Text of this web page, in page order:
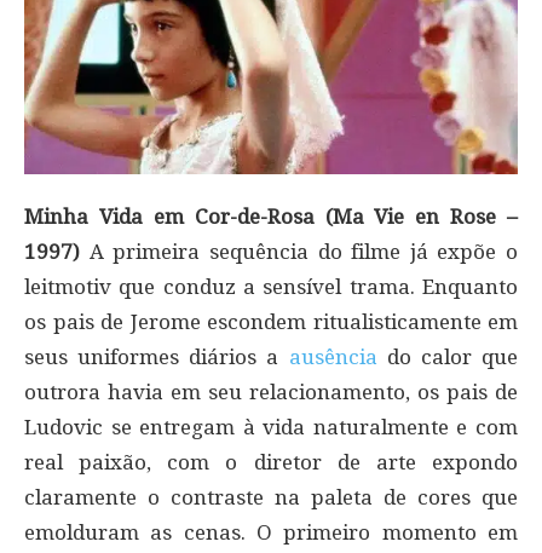
Minha Vida em Cor-de-Rosa (Ma Vie en Rose –
1997) A primeira sequência do filme já expõe o
leitmotiv que conduz a sensível trama. Enquanto
os pais de Jerome escondem ritualisticamente em
seus uniformes diários a ausência do calor que
outrora havia em seu relacionamento, os pais de
Ludovic se entregam à vida naturalmente e com
real paixão, com o diretor de arte expondo
claramente o contraste na paleta de cores que
emolduram as cenas. O primeiro momento em